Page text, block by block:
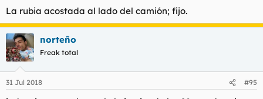
La rubia acostada al lado del camión; fijo.
norteño
Freak total
31 Jul 2018 #95